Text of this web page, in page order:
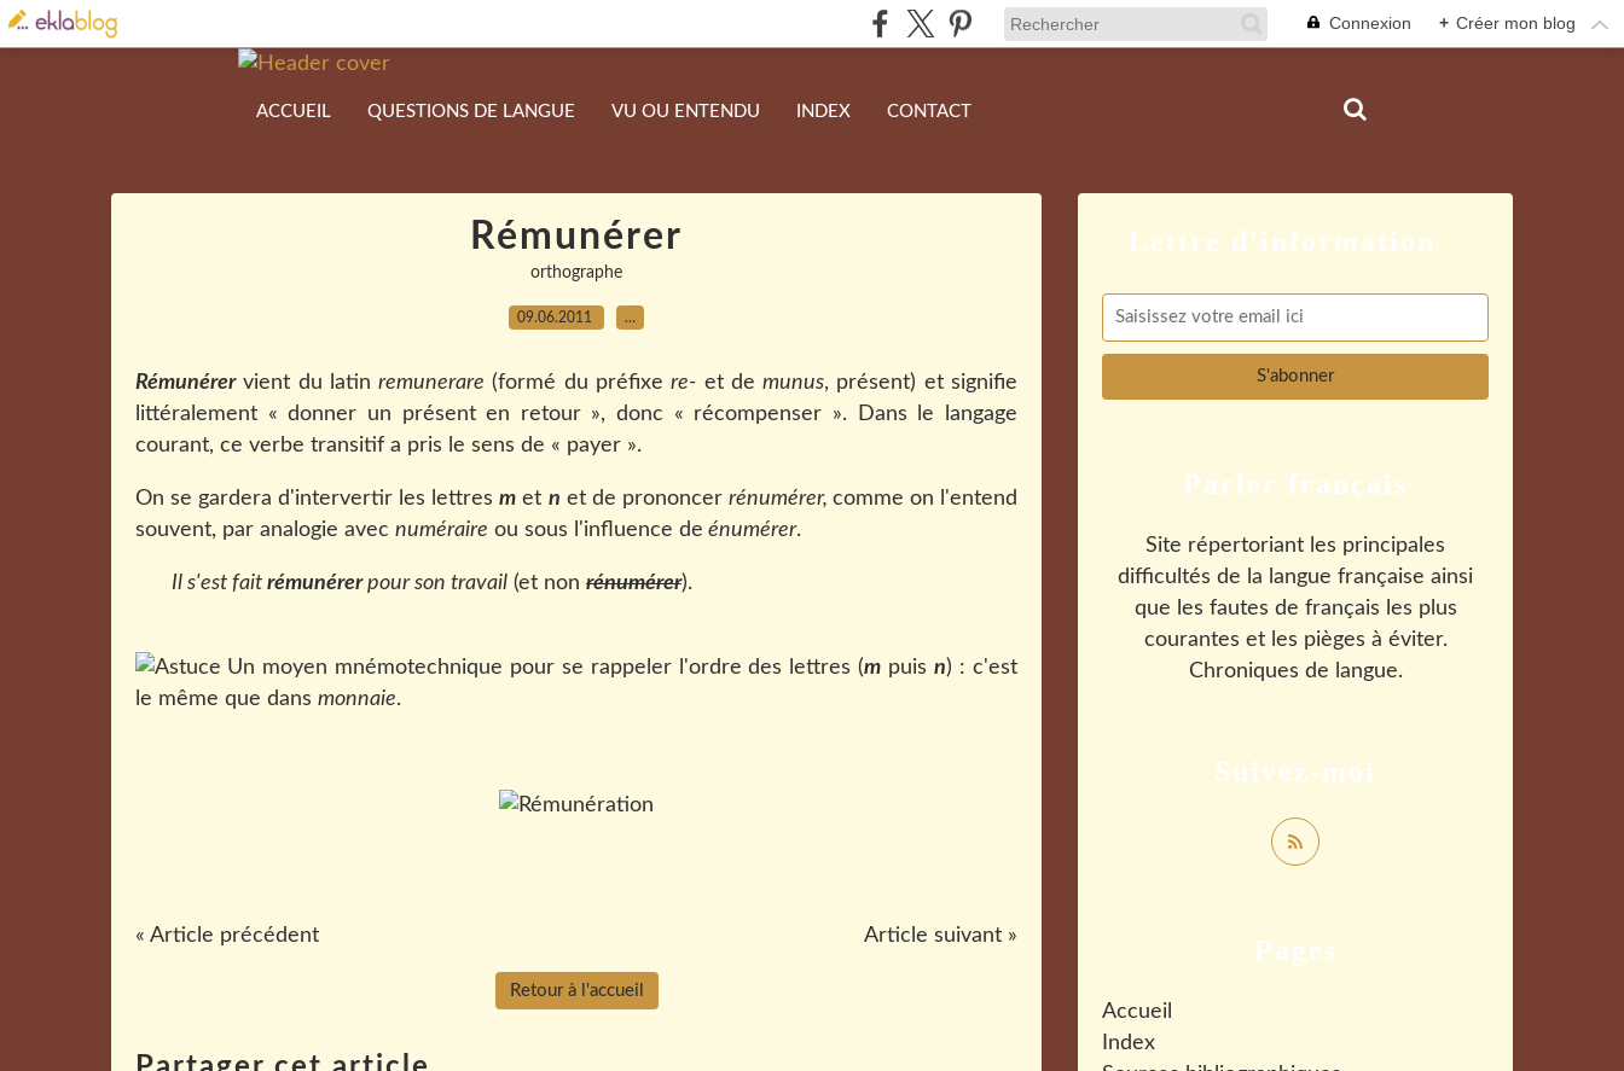
Connexion + Créer mon blog
ACCUEIL QUESTIONS DE LANGUE VU OU ENTENDU INDEX CONTACT
Rémunérer
orthographe
09.06.2011 …
Rémunérervient du latinremunerare (formé du préfixere- et demunus, présent) et signifie
littéralement « donner un présent en retour », donc « récompenser ». Dans le langage
courant, ce verbe transitif a pris le sens de « payer ».
On se gardera d'intervertir les lettresm et n et de prononcer rénumérer, comme on l'entend
souvent, par analogie avec numéraire ou sous l'influence de énumérer.
Il s'est fait rémunérerpour son travail (et non rénumérer).
Un moyen mnémotechnique pour se rappeler l'ordre des lettres (m puisn) : c'est
le même que dans monnaie.
« Article précédent Article suivant »
Retour à l'accueil
Pages
Accueil
Index
Suivez-moi
Parler français
Site répertoriant les principales
difficultés de la langue française ainsi
que les fautes de français les plus
courantes et les pièges à éviter.
Chroniques de langue.